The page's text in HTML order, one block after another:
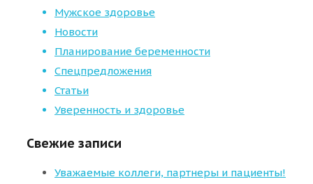
Мужское здоровье
Новости
Планирование беременности
Спецпредложения
Статьи
Уверенность и здоровье
Свежие записи
Уважаемые коллеги, партнеры и пациенты!